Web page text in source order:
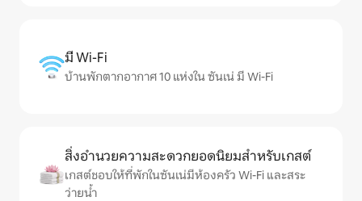
มี Wi-Fi
บ้านพักตากอากาศ 10 แห่งใน ซันเน่ มี Wi-Fi
สิ่งอำนวยความสะดวกยอดนิยมสำหรับเกสต์
เกสต์ชอบให้ที่พักในซันเน่มีห้องครัว Wi-Fi และสระ
ว่ายน้ำ